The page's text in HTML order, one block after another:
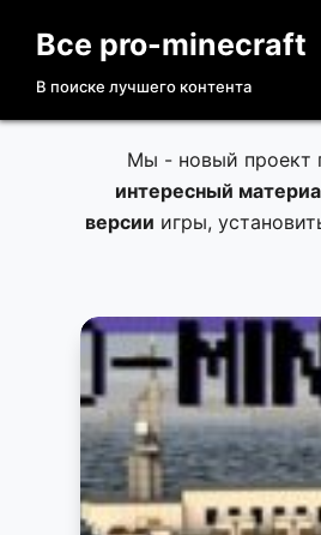
П
е
Все pro-minecraft
В поиске лучшего контента
Мы - новый проект
интересный
версии игры,